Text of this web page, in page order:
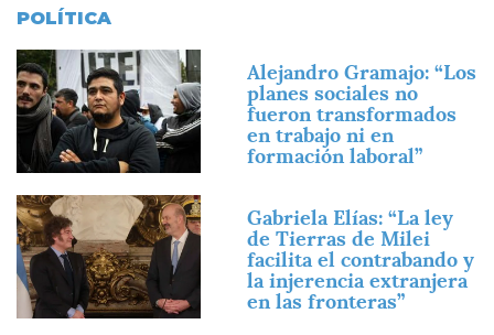
POLÍTICA
Imagen
Alejandro Gramajo: “Los
planes sociales no
fueron transformados
en trabajo ni en
formación laboral”
Imagen
Gabriela Elías: “La ley
de Tierras de Milei
facilita el contrabando y
la injerencia extranjera
en las fronteras”